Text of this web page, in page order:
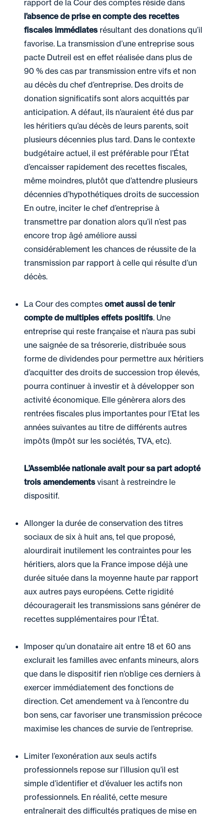
rapport de la Cour des comptes réside dans
l’absence de prise en compte des recettes
fiscales immédiates résultant des donations qu’il
favorise. La transmission d’une entreprise sous
pacte Dutreil est en effet réalisée dans plus de
90 % des cas par transmission entre vifs et non
au décès du chef d’entreprise. Des droits de
donation significatifs sont alors acquittés par
anticipation. A défaut, ils n’auraient été dus par
les héritiers qu’au décès de leurs parents, soit
plusieurs décennies plus tard. Dans le contexte
budgétaire actuel, il est préférable pour l’État
d’encaisser rapidement des recettes fiscales,
même moindres, plutôt que d’attendre plusieurs
décennies d’hypothétiques droits de succession
En outre, inciter le chef d’entreprise à
transmettre par donation alors qu’il n’est pas
encore trop âgé améliore aussi
considérablement les chances de réussite de la
transmission par rapport à celle qui résulte d’un
décès.
La Cour des comptes omet aussi de tenir
compte de multiples effets positifs. Une
entreprise qui reste française et n’aura pas subi
une saignée de sa trésorerie, distribuée sous
forme de dividendes pour permettre aux héritiers
d’acquitter des droits de succession trop élevés,
pourra continuer à investir et à développer son
activité économique. Elle génèrera alors des
rentrées fiscales plus importantes pour l’Etat les
années suivantes au titre de différents autres
impôts (Impôt sur les sociétés, TVA, etc).
L’Assemblée nationale avait pour sa part adopté
trois amendements visant à restreindre le
dispositif.
Allonger la durée de conservation des titres
sociaux de six à huit ans, tel que proposé,
alourdirait inutilement les contraintes pour les
héritiers, alors que la France impose déjà une
durée située dans la moyenne haute par rapport
aux autres pays européens. Cette rigidité
découragerait les transmissions sans générer de
recettes supplémentaires pour l’État.
Imposer qu’un donataire ait entre 18 et 60 ans
exclurait les familles avec enfants mineurs, alors
que dans le dispositif rien n’oblige ces derniers à
exercer immédiatement des fonctions de
direction. Cet amendement va à l’encontre du
bon sens, car favoriser une transmission précoce
maximise les chances de survie de l’entreprise.
Limiter l’exonération aux seuls actifs
professionnels repose sur l’illusion qu’il est
simple d’identifier et d’évaluer les actifs non
professionnels. En réalité, cette mesure
entraînerait des difficultés pratiques de mise en